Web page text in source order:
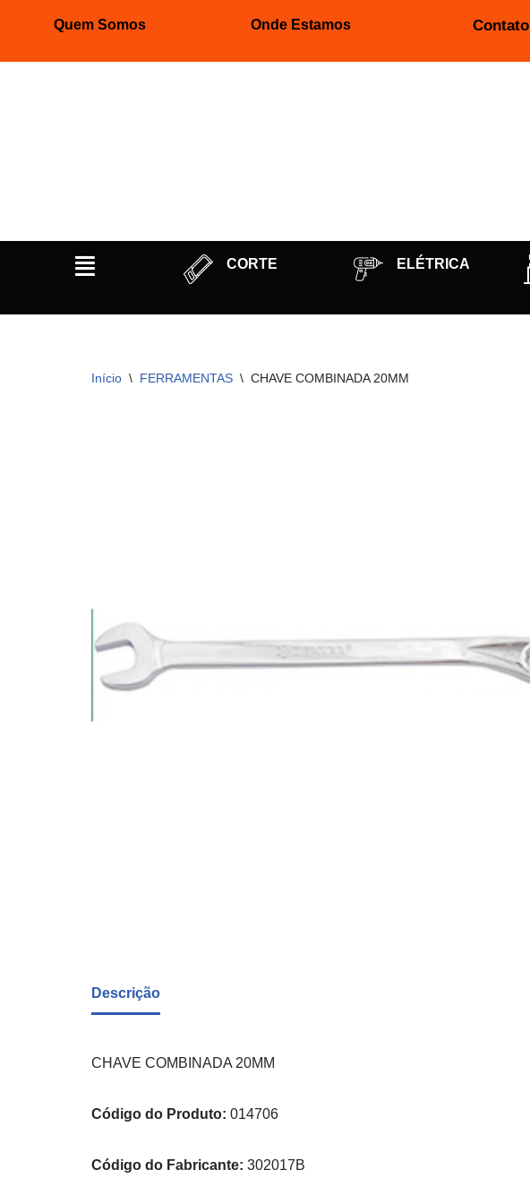
Quem Somos Onde Estamos Contato
CORTE ELÉTRICA
Início \ FERRAMENTAS \ CHAVE COMBINADA 20MM
Descrição
CHAVE COMBINADA 20MM
Código do Produto: 014706
Código do Fabricante: 302017B